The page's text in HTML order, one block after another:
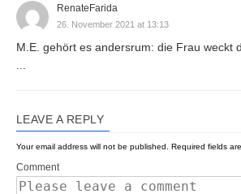
RenateFarida
26. November 2021 at 13:13
M.E. gehört es andersrum: die Frau weckt
LEAVE A REPLY
Your email address will not be published. Required fields
Comment